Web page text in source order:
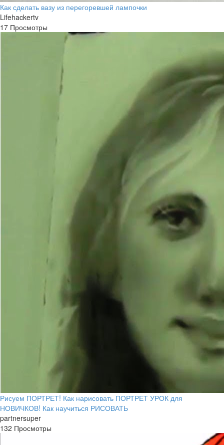
Как сделать вазу из перегоревшей лампочки
Lifehackertv
17 Просмотры
Рисуем ПОРТРЕТ! Как нарисовать ПОРТРЕТ УРОК для
НОВИЧКОВ! Как научиться РИСОВАТЬ
partnersuper
132 Просмотры